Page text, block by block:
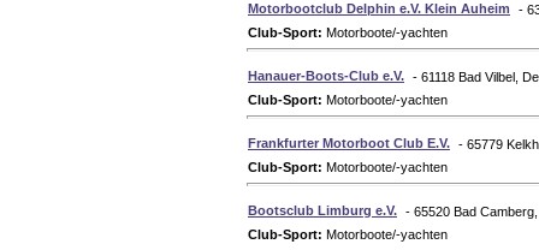
Motorbootclub Delphin e.V. Klein Auheim
-
Club-Sport: Motorboote/-yachten
Hanauer-Boots-Club e.V. - 61118 Bad Vilbel,
Club-Sport: Motorboote/-yachten
Frankfurter Motorboot Club E.V. - 65779
Club-Sport: Motorboote/-yachten
Bootsclub Limburg e.V. - 65520 Bad
Club-Sport: Motorboote/-yachten